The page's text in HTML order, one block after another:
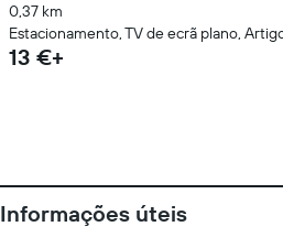
0,37 km
Estacionamento, TV de ecrã plano,
13 €+
Informações úteis